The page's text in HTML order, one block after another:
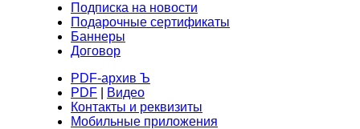
Подписка на новости
Подарочные сертификаты
Баннеры
Договор
PDF-архив Ъ
PDF
Видео
Контакты и реквизиты
Мобильные приложения